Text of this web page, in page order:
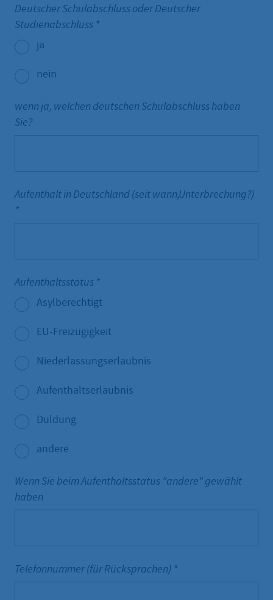
Deutscher Schulabschluss oder Deutscher
Studienabschluss *
ja
nein
wenn ja, welchen deutschen Schulabschluss haben
Sie?
Aufenthalt in Deutschland (seit wann,Unterbrechung?)
*
Aufenthaltsstatus *
Asylberechtigt
EU-Freizügigkeit
Niederlassungserlaubnis
Aufenthaltserlaubnis
Duldung
andere
Wenn Sie beim Aufenthaltsstatus "andere" gewählt
haben
Telefonnummer (für Rücksprachen) *